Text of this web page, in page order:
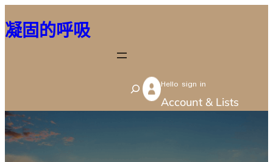
至
容
凝固的呼吸
S
e
Hello sign in
Account & Lists